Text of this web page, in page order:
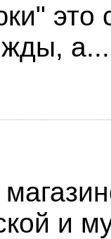
это
а...
и